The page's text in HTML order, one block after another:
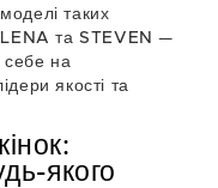
таких
таSTEVEN —
себе на
якості та
якого